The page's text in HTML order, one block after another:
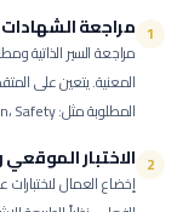
1 مراجعة
مراجعة السير الذاتية
المعنية.يتعين على
المطلوبة مثل: Advanced Scaffolding، Supervision، Safety.
2 الاختبار